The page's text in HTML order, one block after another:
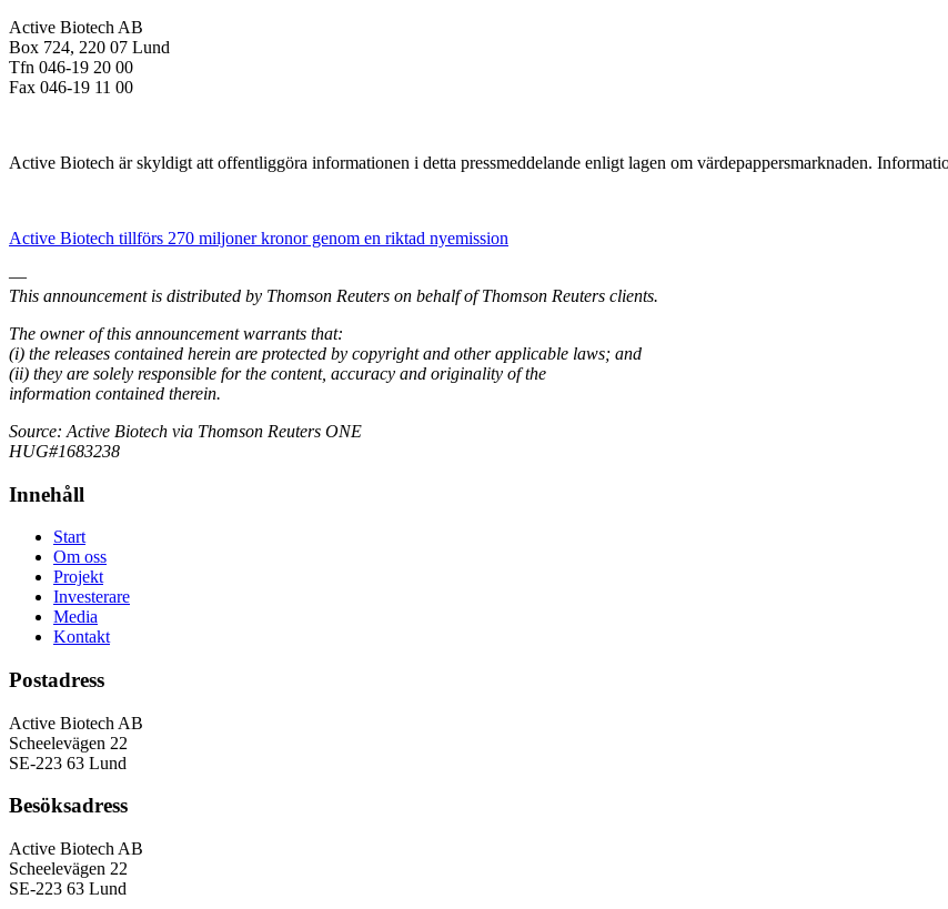
Active Biotech AB
Box 724, 220 07 Lund
Tfn 046-19 20 00
Fax 046-19 11 00
Active Biotech är skyldigt att offentliggöra informationen i detta pressmeddelande enligt lagen om värdepappersmarknaden.
Active Biotech tillförs 270 miljoner kronor genom en riktad nyemission
—
This announcement is distributed by Thomson Reuters on behalf of Thomson Reuters clients.
The owner of this announcement warrants that:
(i) the releases contained herein are protected by copyright and other applicable laws; and
(ii) they are solely responsible for the content, accuracy and originality of the
information contained therein.
Source: Active Biotech via Thomson Reuters ONE
HUG#1683238
Innehåll
Start
Om oss
Projekt
Investerare
Media
Kontakt
Postadress
Active Biotech AB
Scheelevägen 22
SE-223 63 Lund
Besöksadress
Active Biotech AB
Scheelevägen 22
SE-223 63 Lund